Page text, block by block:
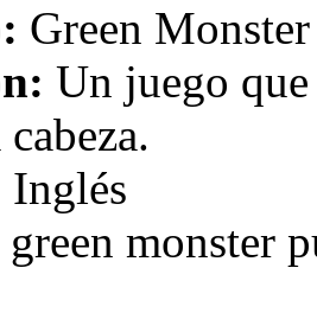
Green
Un juego
Inglés
green monster